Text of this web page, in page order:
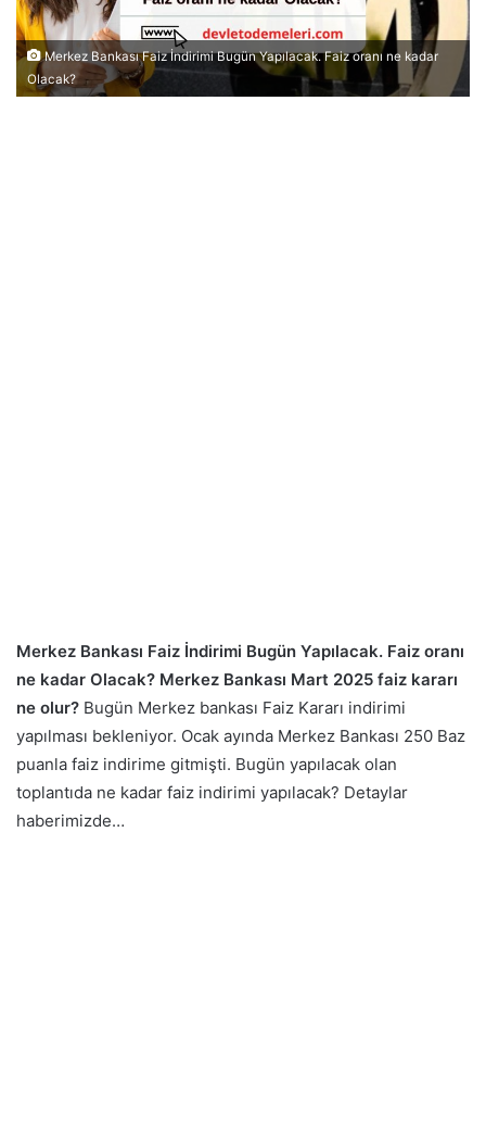
Merkez Bankası Faiz İndirimi Bugün Yapılacak. Faiz oranı ne kadar
Olacak?
Merkez Bankası Faiz İndirimi Bugün Yapılacak. Faiz oranı
ne kadar Olacak? Merkez Bankası Mart 2025 faiz kararı
ne olur? Bugün Merkez bankası Faiz Kararı indirimi
yapılması bekleniyor. Ocak ayında Merkez Bankası 250 Baz
puanla faiz indirime gitmişti. Bugün yapılacak olan
toplantıda ne kadar faiz indirimi yapılacak? Detaylar
haberimizde…